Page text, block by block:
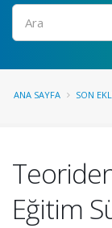
Ara
ANA SAYFA SON
Eğitim